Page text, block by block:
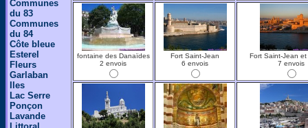
Communes
du 83
Communes
du 84
Côte bleue
Esterel
Fleurs
Garlaban
Iles
Lac Serre
Ponçon
Lavande
fontaine des Danaïdes
2 envois
Fort Saint-Jean
6 envois
Fort Saint-Jean et
7 envois